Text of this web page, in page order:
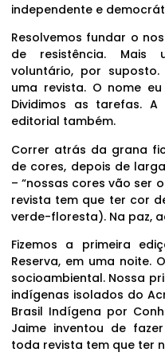
independente e
Resolvemos fundar o
de resistência. Mais
voluntário, por
uma revista. O nome
Dividimos as tarefas.
editorial também.
Correr atrás da grana
de cores, depois de
– “nossas cores vão ser
revista tem que ter cor
verde-floresta). Na paz,
Fizemos a primeira
Reserva, em uma noite.
socioambiental. Nossa
indígenas isolados do
Brasil Indígena por
Jaime inventou de
toda revista tem que ter